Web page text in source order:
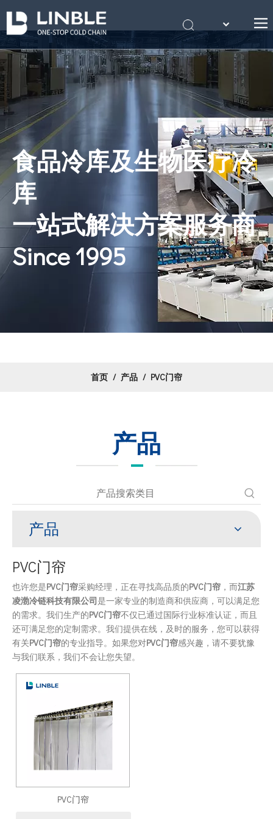
首页
关于我们
产品
案例
冷库知识
联系我们
English
Português
食品冷库及生物医疗冷
库
一站式解决方案服务商
Since 1995
首页 / 产品 / PVC门帘
产品
产品
PVC门帘
也许您是PVC门帘采购经理，正在寻找高品质的PVC门帘 ，而江苏
凌渤冷链科技有限公司是一家专业的制造商和供应商，可以满足您
的需求。我们生产的PVC门帘不仅已通过国际行业标准认证，而且
还可满足您的定制需求。我们提供在线，及时的服务，您可以获得
有关PVC门帘的专业指导。如果您对PVC门帘感兴趣，请不要犹豫
与我们联系，我们不会让您失望。
PVC门帘